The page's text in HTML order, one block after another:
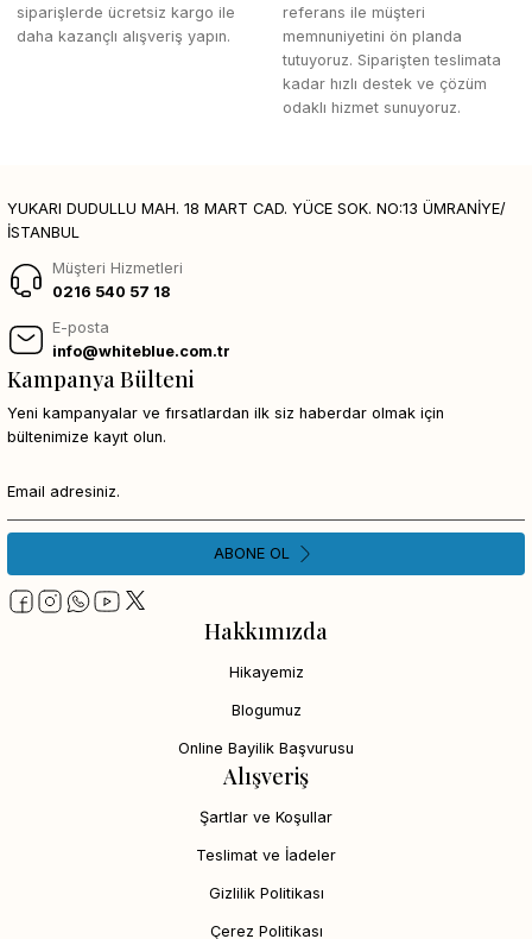
siparişlerde ücretsiz kargo ile
daha kazançlı alışveriş yapın.
referans ile müşteri
memnuniyetini ön planda
tutuyoruz. Siparişten teslimata
kadar hızlı destek ve çözüm
odaklı hizmet sunuyoruz.
YUKARI DUDULLU MAH. 18 MART CAD. YÜCE SOK. NO:13 ÜMRANİYE/
İSTANBUL
Müşteri Hizmetleri
0216 540 57 18
E-posta
info@whiteblue.com.tr
Hakkımızda
Hikayemiz
Blogumuz
Online Bayilik Başvurusu
Alışveriş
Şartlar ve Koşullar
Teslimat ve İadeler
Gizlilik Politikası
Çerez Politikası
Kampanya Bülteni
Yeni kampanyalar ve fırsatlardan ilk siz haberdar olmak için
bültenimize kayıt olun.
ABONE OL